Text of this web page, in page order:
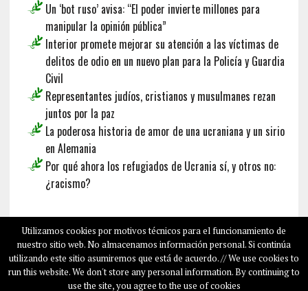
Un ‘bot ruso’ avisa: “El poder invierte millones para
manipular la opinión pública”
Interior promete mejorar su atención a las víctimas de
delitos de odio en un nuevo plan para la Policía y Guardia
Civil
Representantes judíos, cristianos y musulmanes rezan
juntos por la paz
La poderosa historia de amor de una ucraniana y un sirio
en Alemania
Por qué ahora los refugiados de Ucrania sí, y otros no:
¿racismo?
English
Deutsch
Français
COPYRIGHT © 2026SALAMPLAN.COM
Utilizamos cookies por motivos técnicos para el funcionamiento de
nuestro sitio web. No almacenamos información personal. Si continúa
utilizando este sitio asumiremos que está de acuerdo. // We use cookies to
run this website. We don't store any personal information. By continuing to
use the site, you agree to the use of cookies